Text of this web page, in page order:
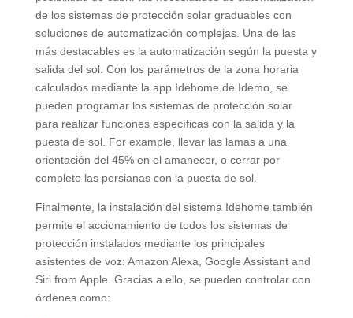
de los sistemas de protección solar graduables con
soluciones de automatización complejas. Una de las
más destacables es la automatización según la puesta y
salida del sol. Con los parámetros de la zona horaria
calculados mediante la app Idehome de Idemo, se
pueden programar los sistemas de protección solar
para realizar funciones específicas con la salida y la
puesta de sol. For example, llevar las lamas a una
orientación del45% en el amanecer, o cerrar por
completo las persianas con la puesta de sol.
Finalmente
la instalación del sistema Idehome también
permite el accionamiento de todos los sistemas de
protección instalados mediante los principales
asistentes de voz: Amazon Alexa, Google Assistant and
Siri from Apple. Gracias a ello, se pueden controlar con
órdenes como: